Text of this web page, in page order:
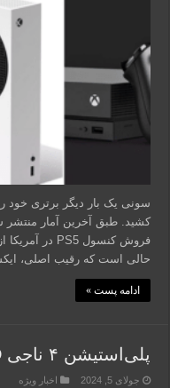
سونی یک بار دیگر برتری خود
حالی است که رقیب اصلی،
ادامه پست »
پلی‌استیشن ۴ ناجی AMD از ورشکستگی بود
جولای 5, 2024 اخبار ویژه